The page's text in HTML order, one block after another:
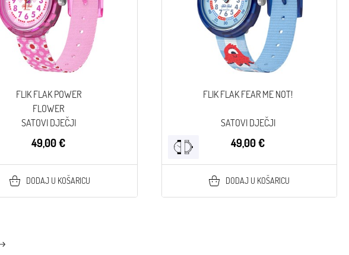
FLIK FLAK POWER
FLOWER
SATOVI DJEČJI
49,00 €
DODAJ U KOŠARICU
FLIK FLAK FEAR ME NOT!
SATOVI DJEČJI
49,00 €
DODAJ U KOŠARICU